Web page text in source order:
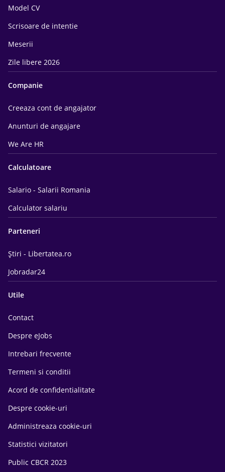
Model CV
Scrisoare de intentie
Meserii
Zile libere 2026
Companie
Creeaza cont de angajator
Anunturi de angajare
We Are HR
Calculatoare
Salario - Salarii Romania
Calculator salariu
Parteneri
Știri - Libertatea.ro
Jobradar24
Utile
Contact
Despre eJobs
Intrebari frecvente
Termeni si conditii
Acord de confidentialitate
Despre cookie-uri
Administreaza cookie-uri
Statistici vizitatori
Public CBCR 2023